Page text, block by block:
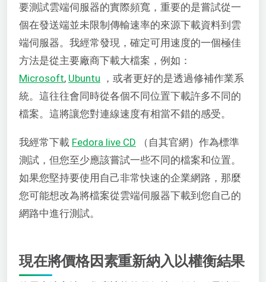
要測試雲端伺服器的實際頻寬，重要的是嘗試從一
個在發送端並未限制傳輸速率的來源下載資料到雲
端伺服器。我經常發現，確定可用速度的一個極佳
方法是從主要廠商下載大檔案，例如：
Microsoft, Ubuntu ，或者更好的是透過修補作業系
統。這往往會同時從各個不同位置下載許多不同的
檔案。這將讓您對連線速度有相當不錯的感受。
我經常下載 Fedora live CD （自其官網）作為標準
測試，但您至少應該嘗試一些不同的檔案和位置。
如果您堅持要使用自己非常快速的企業網路，那麼
您可能想改為將檔案從雲端伺服器下載到您自己的
網路中進行測試。
現在將價格因素重新納入以權衡結果